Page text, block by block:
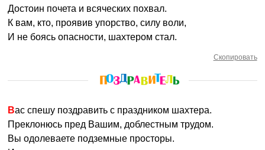
Достоин почета и всяческих похвал.
К вам, кто, проявив упорство, силу воли,
И не боясь опасности, шахтером стал.
Скопировать
Вас спешу поздравить с праздником шахтера.
Преклонюсь пред Вашим, доблестным трудом.
Вы одолеваете подземные просторы.